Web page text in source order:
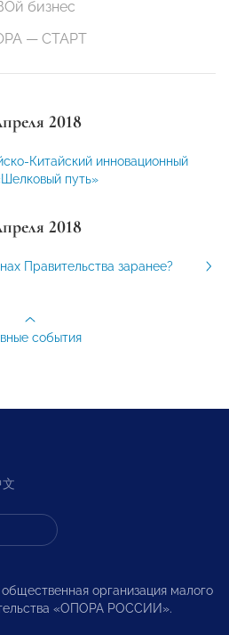
бизнес
— СТАРТ
2018
Китайский инновационный
путь»
2018
Правительства заранее?
события
организация малого
«ОПОРА РОССИИ».